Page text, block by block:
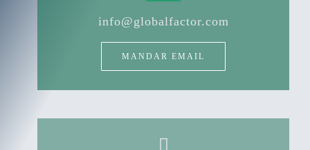
info@globalfactor.com
MANDAR EMAIL